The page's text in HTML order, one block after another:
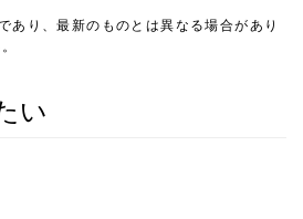
あり、最新のものとは異なる場合があり
い